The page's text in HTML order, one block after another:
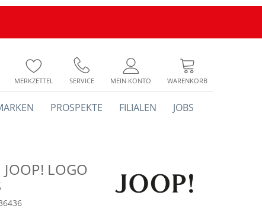
MERKZETTEL SERVICE MEIN KONTO WARENKORB
PROSPEKTE FILIALEN JOBS
LOGO